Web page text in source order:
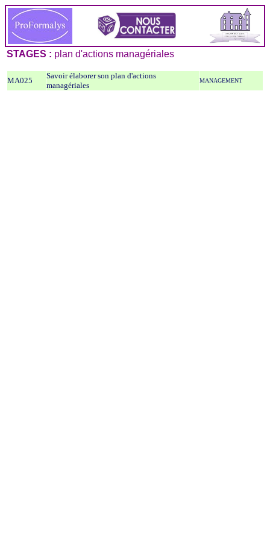
STAGES : plan d'actions managériales
MA025
Savoir élaborer son plan d'actions
managériales
MANAGEMENT